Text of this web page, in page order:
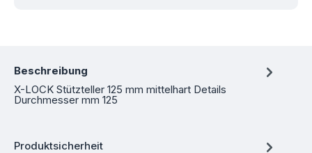
Beschreibung
X-LOCK Stützteller 125 mm mittelhart Details
Durchmesser mm 125
Produktsicherheit